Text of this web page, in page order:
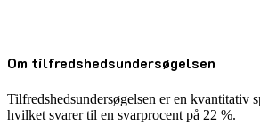
Om tilfredshedsundersøgelsen
Tilfredshedsundersøgelsen er en
hvilket svarer til en svarprocent på 22 %.